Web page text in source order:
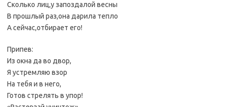
Сколько лиц,у запоздалой весны
В прошлый раз,она дарила тепло
А сейчас,отбирает его!
Припев:
Из окна да во двор,
Я устремляю взор
На тебя и в него,
Готов стрелять в упор!